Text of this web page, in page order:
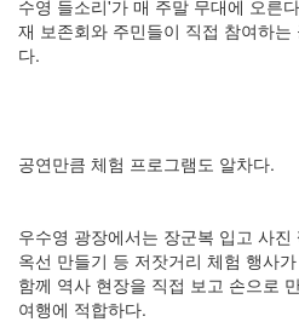
수영 들소리'가 매 주말 무대에 오른
재 보존회와 주민들이 직접 참여하
다.
공연만큼 체험 프로그램도 알차다.
우수영 광장에서는 장군복 입고 사
옥선 만들기 등 저잣거리 체험 행사
함께 역사 현장을 직접 보고 손으로
여행에 적합하다.